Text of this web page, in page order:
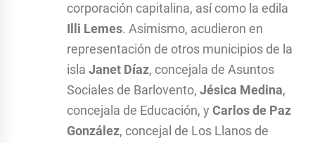
corporación capitalina, así como la edila
Illi Lemes. Asimismo, acudieron en
representación de otros municipios de la
isla Janet Díaz, concejala de Asuntos
Sociales de Barlovento, Jésica Medina,
concejala de Educación, y Carlos de Paz
González, concejal de Los Llanos de